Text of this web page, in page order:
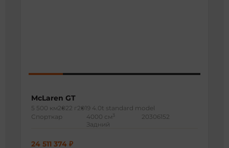
McLaren GT
5 500 км2022 г 2019 4.0t standard model
Спорткар
4000 см 3
Задний
20306152
24 511 374 ₽